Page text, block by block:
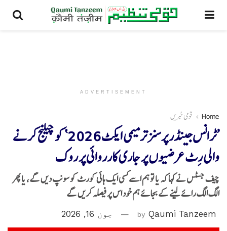
ADVERTISEMENT
Home قومی خبریں
’ٹرانس جینڈر پرسنز ترمیمی ایکٹ 2026‘ کو چیلنج کرنے
والی رِٹ عرضیوں پر جاری کارروائی پر روک
چیف جسٹس نے کہا کہ یا تو ہم اسے کسی ایک ہائی کورٹ کو سونپ دیں گے، یا پھر
الگ الگ رائے لینے کے بجائے ہم خود اس پر فیصلہ کریں گے
by Qaumi Tanzeem جون 16, 2026